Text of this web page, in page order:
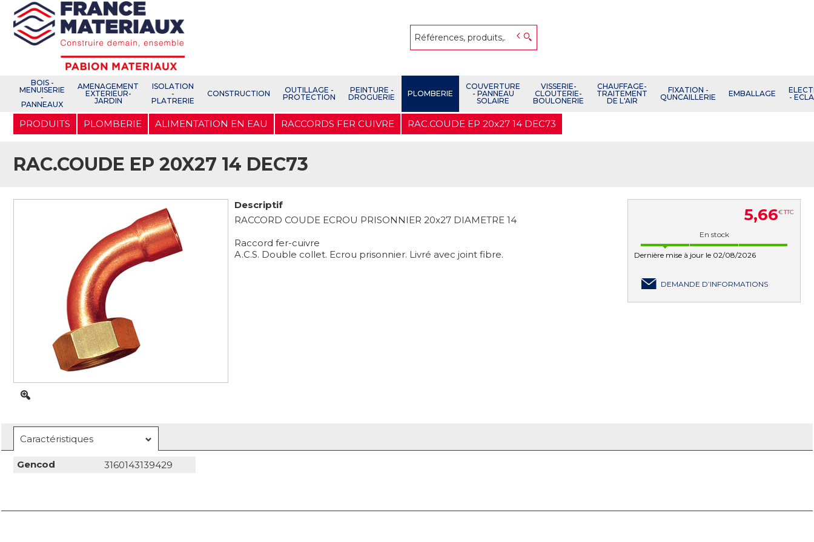
Aller
contenu
BOIS -
MENUISERIE
-
PANNEAUX
AMENAGEMENT
EXTERIEUR-
JARDIN
ISOLATION
-
PLATRERIE
CONSTRUCTION
OUTILLAGE -
PROTECTION
PEINTURE -
DROGUERIE
PLOMBERIE
COUVERTURE
- PANNEAU
SOLAIRE
VISSERIE-
CLOUTERIE-
BOULONERIE
CHAUFFAGE-
TRAITEMENT
DE L'AIR
FIXATION -
QUNCAILLERIE
EMBALLAGE
-
PRODUITS PLOMBERIE ALIMENTATION EN EAU RACCORDS FER CUIVRE RAC.COUDE EP 20x27 14 DEC73
RAC.COUDE EP 20X27 14 DEC73
Descriptif
RACCORD COUDE ECROU PRISONNIER 20x27 DIAMETRE 14
Raccord fer-cuivre
A.C.S. Double collet. Ecrou prisonnier. Livré avec joint fibre.
5,66€TTC
En stock
Dernière mise à jour le 02/08/2026
DEMANDE D’INFORMATIONS
Caractéristiques
Gencod 3160143139429